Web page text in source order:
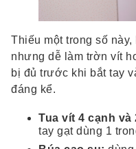
Thiếu một trong số
nhưng dễ làm trờn vít
bị đủ trước khi bắt tay
đáng kể.
Tua vít 4 cạnh và
tay gạt dùng 1